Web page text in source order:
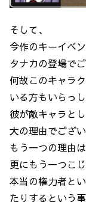
そして、
今作のキーイベン
タナカの登場でご
何故このキャラ
いる方もいらっし
彼が敵キャラと
大の理由でござい
もう一つの理由
更にもう一つこ
本当の権力者と
たりするという